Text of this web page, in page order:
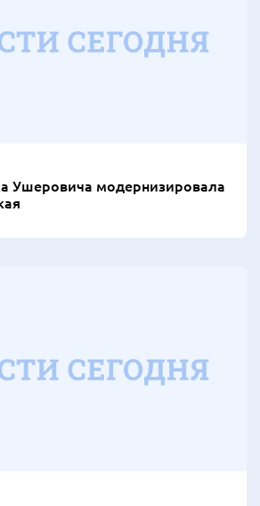
Ушеровича модернизировала